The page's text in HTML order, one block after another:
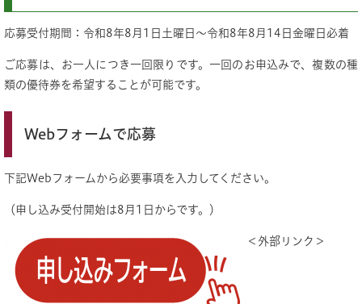
応募受付期間：令和8年8月1日土曜日～令和8年8月14日金曜日必着
ご応募は、お一人につき一回限りです。一回のお申込みで、複数の種
類の優待券を希望することが可能です。
Webフォームで応募
下記Webフォームから必要事項を入力してください。
（申し込み受付開始は8月1日からです。）
＜外部リンク＞